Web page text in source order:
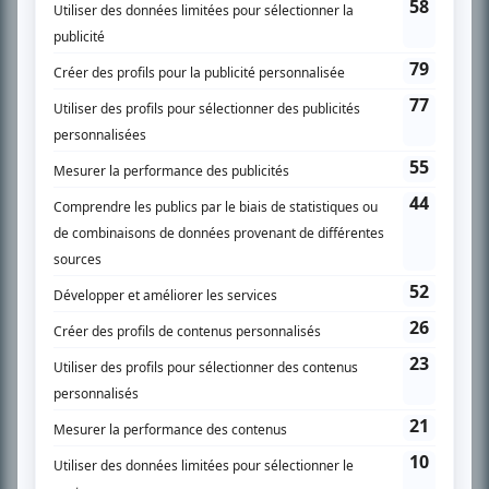
SUR LE RÉSEAU BIZZ MÉDIA
PLAN DU SITE
Accueil
Liste des oeuvres
Recherche avancée
À propos
Nous contacter
Termes et conditions
Politique de confidentialité
Gestion du consentement